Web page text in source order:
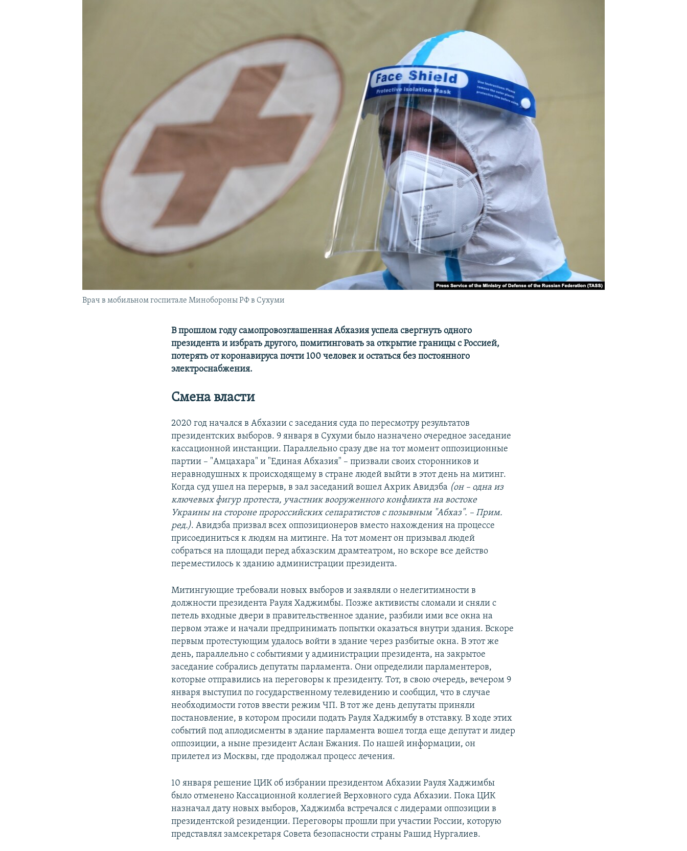
Врач в мобильном госпитале Минобороны РФ в Сухуми
В прошлом году самопровозглашенная Абхазия успела свергнуть одного
президента и избрать другого, помитинговать за открытие границы с Россией,
потерять от коронавируса почти 100 человек и остаться без постоянного
электроснабжения.
Смена власти
2020 год начался в Абхазии с заседания суда по пересмотру результатов
президентских выборов. 9 января в Сухуми было назначено очередное заседание
кассационной инстанции. Параллельно сразу две на тот момент оппозиционные
партии – "Амцахара" и "Единая Абхазия" – призвали своих сторонников и
неравнодушных к происходящему в стране людей выйти в этот день на митинг.
Когда суд ушел на перерыв, в зал заседаний вошел Ахрик Авидзба (он – одна из
ключевых фигур протеста, участник вооруженного конфликта на востоке
Украины на стороне пророссийских сепаратистов с позывным "Абхаз". – Прим.
ред.). Авидзба призвал всех оппозиционеров вместо нахождения на процессе
присоединиться к людям на митинге. На тот момент он призывал людей
собраться на площади перед абхазским драмтеатром, но вскоре все действо
переместилось к зданию администрации президента.
Митингующие требовали новых выборов и заявляли о нелегитимности в
должности президента Рауля Хаджимбы. Позже активисты сломали и сняли с
петель входные двери в правительственное здание, разбили ими все окна на
первом этаже и начали предпринимать попытки оказаться внутри здания. Вскоре
первым протестующим удалось войти в здание через разбитые окна. В этот же
день, параллельно с событиями у администрации президента, на закрытое
заседание собрались депутаты парламента. Они определили парламентеров,
которые отправились на переговоры к президенту. Тот, в свою очередь, вечером 9
января выступил по государственному телевидению и сообщил, что в случае
необходимости готов ввести режим ЧП. В тот же день депутаты приняли
постановление, в котором просили подать Рауля Хаджимбу в отставку. В ходе этих
событий под аплодисменты в здание парламента вошел тогда еще депутат и лидер
оппозиции, а ныне президент Аслан Бжания. По нашей информации, он
прилетел из Москвы, где продолжал процесс лечения.
10 января решение ЦИК об избрании президентом Абхазии Рауля Хаджимбы
было отменено Кассационной коллегией Верховного суда Абхазии. Пока ЦИК
назначал дату новых выборов, Хаджимба встречался с лидерами оппозиции в
президентской резиденции. Переговоры прошли при участии России, которую
представлял замсекретаря Совета безопасности страны Рашид Нургалиев.